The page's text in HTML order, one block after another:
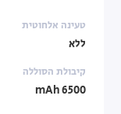
טעינה אלחוטית
ללא
קיבולת הסוללה
6500 mAh